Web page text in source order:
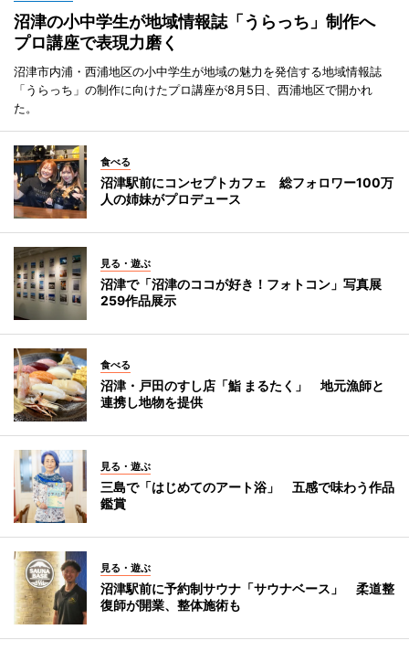
沼津の小中学生が地域情報誌「うらっち」制作へ
プロ講座で表現力磨く
沼津市内浦・西浦地区の小中学生が地域の魅力を発信する地域情報誌
「うらっち」の制作に向けたプロ講座が8月5日、西浦地区で開かれ
た。
食べる
沼津駅前にコンセプトカフェ 総フォロワー100万
人の姉妹がプロデュース
見る・遊ぶ
沼津で「沼津のココが好き！フォトコン」写真展
259作品展示
食べる
沼津・戸田のすし店「鮨 まるたく」 地元漁師と
連携し地物を提供
見る・遊ぶ
三島で「はじめてのアート浴」 五感で味わう作品
鑑賞
見る・遊ぶ
沼津駅前に予約制サウナ「サウナベース」 柔道整
復師が開業、整体施術も